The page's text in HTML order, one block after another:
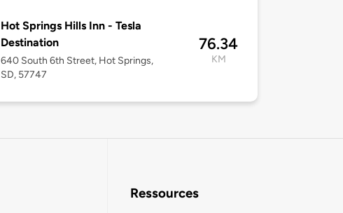
Hot Springs Hills Inn - Tesla
Destination
640 South 6th Street, Hot Springs,
SD, 57747
76.34
KM
Ressources